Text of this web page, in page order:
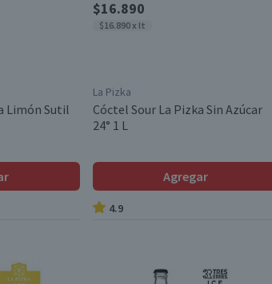
Limón Sutil
$16.890
$16.890 x lt
La Pizka
Cóctel Sour La Pizka Sin Azúcar
24° 1 L
Agregar
4.9